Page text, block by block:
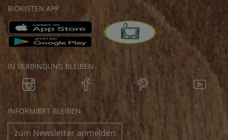
BIOKISTEN APP
IN VERBINDUNG BLEIBEN
INFORMIERT BLEIBEN
zum Newsletter anmelden